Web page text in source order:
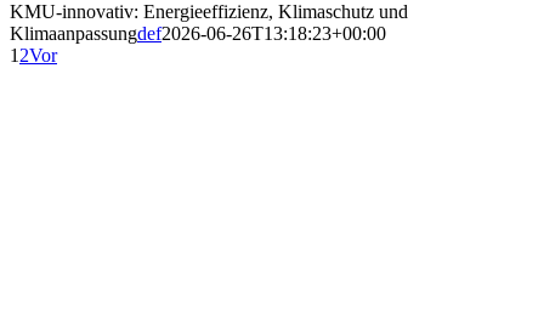
KMU-innovativ: Energieeffizienz, Klimaschutz und
Klimaanpassungdef2026-06-26T13:18:23+00:00
1 2Vor